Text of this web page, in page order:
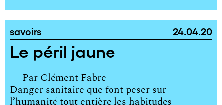
savoirs 24.04.20
Le péril jaune
— Par Clément Fabre
Danger sanitaire que font peser sur
l’humanité tout entière les habitudes